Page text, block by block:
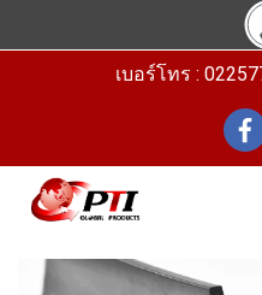
เบอร์โทร :